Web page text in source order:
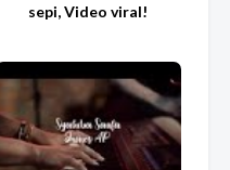
sepi, Video viral!